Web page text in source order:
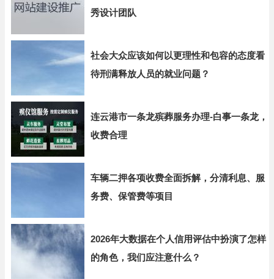
秀设计团队
社会大众应该如何以更理性和包容的态度看
待刑满释放人员的就业问题？
连云港市一条龙殡葬服务办理-白事一条龙，
收费合理
车辆二押各项收费全面拆解，分清利息、服
务费、保管费等项目
2026年大数据在个人信用评估中扮演了怎样
的角色，我们应注意什么？